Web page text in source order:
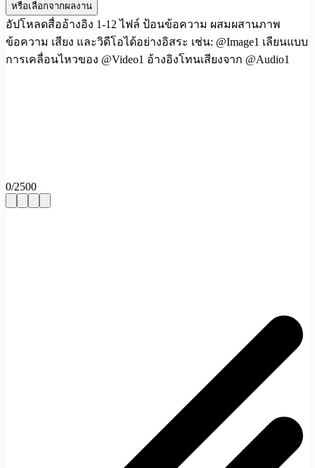
หรือเลือกจากผลงาน
อัปโหลดสื่ออ้างอิง 1-12 ไฟล์ ป้อนข้อความ ผสมผสานภาพ
ข้อความ เสียง และวิดีโอได้อย่างอิสระ เช่น: @Image1 เลียนแบบ
การเคลื่อนไหวของ @Video1 อ้างอิงโทนเสียงจาก @Audio1
0/2500